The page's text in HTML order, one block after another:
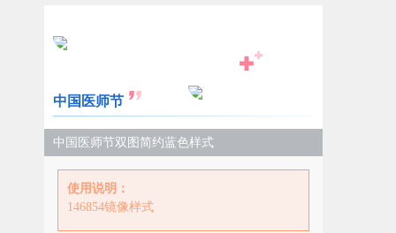
中国医师节
中国医师节双图简约蓝色样式
使用说明：
146854镜像样式